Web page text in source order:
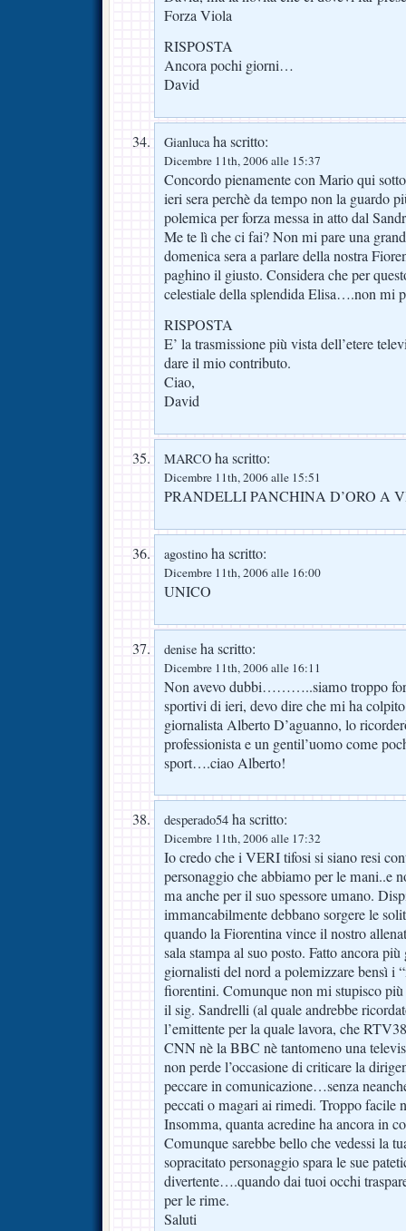
Forza Viola
RISPOSTA
Ancora pochi giorni…
David
Gianlucaha scritto:
Dicembre 11th, 2006 alle 15:37
Concordo pienamente con Mario qui
ieri sera perchè da tempo non la guardo
polemica per forza messa in atto dal
Me te lì che ci fai? Non mi pare una
domenica sera a parlare della nostra
paghino il giusto. Considera che per
celestiale della splendida Elisa….non mi
RISPOSTA
E’ la trasmissione più vista dell’etere
dare il mio contributo.
Ciao,
David
MARCO ha scritto:
Dicembre 11th, 2006 alle 15:51
PRANDELLI PANCHINA D’ORO A
agostino ha scritto:
Dicembre 11th, 2006 alle 16:00
UNICO
denise ha scritto:
Dicembre 11th, 2006 alle 16:11
Non avevo dubbi………..siamo troppo
sportivi di ieri, devo dire che mi ha
giornalista Alberto D’aguanno, lo
professionista e un gentil’uomo come
sport….ciao Alberto!
desperado54 ha scritto:
Dicembre 11th, 2006 alle 17:32
Io credo che i VERI tifosi si siano resi
personaggio che abbiamo per le mani..e
ma anche per il suo spessore umano.
immancabilmente debbano sorgere le
quando la Fiorentina vince il nostro
sala stampa al suo posto. Fatto ancora
giornalisti del nord a polemizzare bensì i
fiorentini. Comunque non mi stupisco
il sig. Sandrelli (al quale andrebbe
l’emittente per la quale lavora, che
CNN nè la BBC nè tantomeno una
non perde l’occasione di criticare la
peccare in comunicazione…senza
peccati o magari ai rimedi. Troppo facile
Insomma, quanta acredine ha ancora in
Comunque sarebbe bello che vedessi la
sopracitato personaggio spara le sue
divertente….quando dai tuoi occhi
per le rime.
Saluti